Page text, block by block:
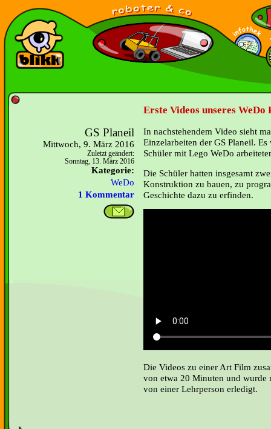
Erste Videos unseres
GS Planeil
Mittwoch, 9. März 2016
Zuletzt geändert:
Sonntag, 13. März 2016
Kategorie:
WeDo
1 Kommentar
In nachstehendem Video sieht
Einzelarbeiten der GS Planeil.
Schüler mit Lego WeDo
Die Schüler hatten insgesamt
Konstruktion zu bauen, zu
Geschichte dazu zu erfinden.
Die Videos zu einer Art Film
von etwa 20 Minuten und
von einer Lehrperson erledigt.